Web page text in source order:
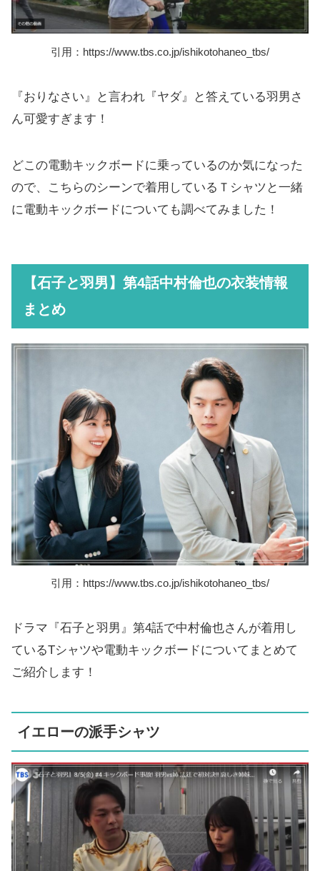
引用：https://www.tbs.co.jp/ishikotohaneo_tbs/
『おりなさい』と言われ『ヤダ』と答えている羽男さ
ん可愛すぎます！
どこの電動キックボードに乗っているのか気になった
ので、こちらのシーンで着用しているＴシャツと一緒
に電動キックボードについても調べてみました！
【石子と羽男】第4話中村倫也の衣装情報
まとめ
引用：https://www.tbs.co.jp/ishikotohaneo_tbs/
ドラマ『石子と羽男』第4話で中村倫也さんが着用し
ているTシャツや電動キックボードについてまとめて
ご紹介します！
イエローの派手シャツ